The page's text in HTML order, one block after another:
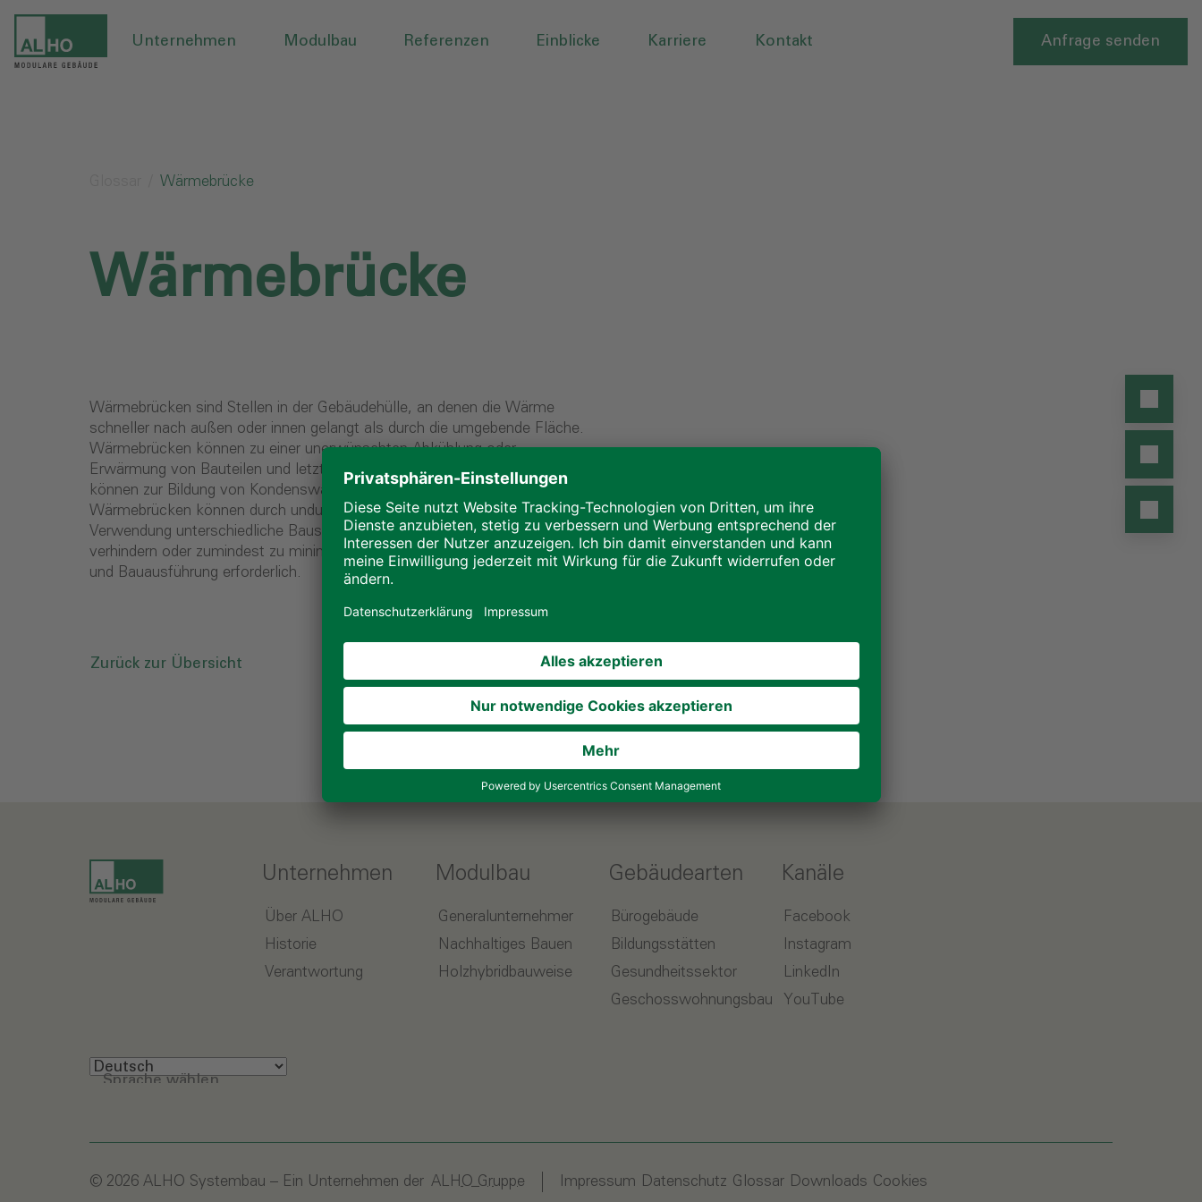
Unternehmen Modulbau Referenzen Einblicke Karriere Kontakt Anfrage senden
Wärmebrücke
Wärmebrücke
Wärmebrücken sind Stellen in der Gebäudehülle, an denen die Wärme
schneller nach außen oder innen gelangt als durch die umgebende Fläche.
Wärmebrücken können zu einer unerwünschten Abkühlung oder
Erwärmung von Bauteilen und letztlich im Gebäude führen. Dese Probleme
können zur Bildung von Kondenswasser oder auch von Schimmel führen.
Wärmebrücken können durch undurchdachte Konstruktionsdetails oder die
Verwendung unterschiedliche Baustoffe entstehen. Um Wärmebrücken zu
verhindern oder zumindest zu minimieren, ist eine sorgfältige Bauplanung
und Bauausführung erforderlich.
Zurück zur Übersicht
Unternehmen
Über ALHO
Historie
Verantwortung
Modulbau
Generalunternehmer
Nachhaltiges Bauen
Holzhybridbauweise
Gebäudearten
Bürogebäude
Bildungsstätten
Gesundheitssektor
Geschosswohnungsbau
Kanäle
Facebook
Instagram
LinkedIn
YouTube
Sprache wählen
Impressum Datenschutz Glossar Downloads Cookies
© 2026 ALHO Systembau – Ein Unternehmen der ALHO Gruppe